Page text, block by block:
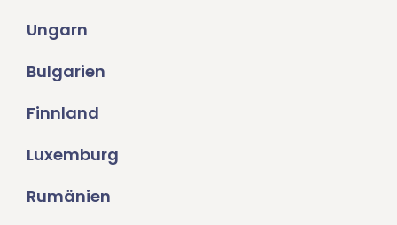
Ungarn
Bulgarien
Finnland
Luxemburg
Rumänien